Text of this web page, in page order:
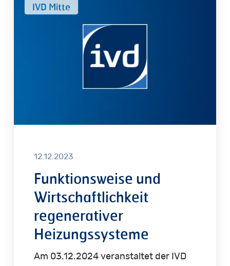
Wirtschaftlichkeit
Heizungssysteme
IVD Mitte
12.12.2023
Funktionsweise und
Wirtschaftlichkeit
regenerativer
Heizungssysteme
Am 03.12.2024 veranstaltet der IVD